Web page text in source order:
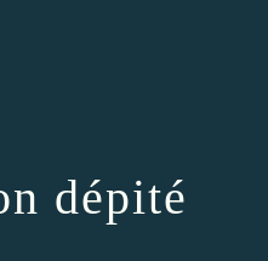
dépité